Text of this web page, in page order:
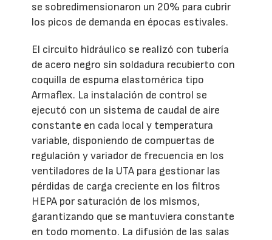
se sobredimensionaron un 20% para cubrir
los picos de demanda en épocas estivales.
El circuito hidráulico se realizó con tubería
de acero negro sin soldadura recubierto con
coquilla de espuma elastomérica tipo
Armaflex. La instalación de control se
ejecutó con un sistema de caudal de aire
constante en cada local y temperatura
variable, disponiendo de compuertas de
regulación y variador de frecuencia en los
ventiladores de la UTA para gestionar las
pérdidas de carga creciente en los filtros
HEPA por saturación de los mismos,
garantizando que se mantuviera constante
en todo momento. La difusión de las salas